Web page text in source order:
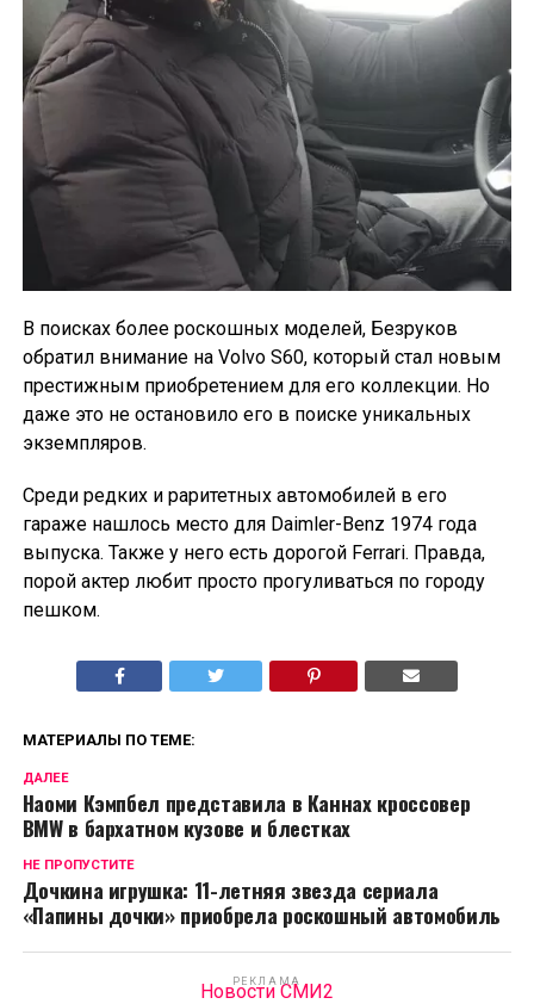
В поисках более роскошных моделей, Безруков
обратил внимание на Volvo S60, который стал новым
престижным приобретением для его коллекции. Но
даже это не остановило его в поиске уникальных
экземпляров.
Среди редких и раритетных автомобилей в его
гараже нашлось место для Daimler-Benz 1974 года
выпуска. Также у него есть дорогой Ferrari. Правда,
порой актер любит просто прогуливаться по городу
пешком.
МАТЕРИАЛЫ ПО ТЕМЕ:
ДАЛЕЕ
Наоми Кэмпбел представила в Каннах кроссовер
BMW в бархатном кузове и блестках
НЕ ПРОПУСТИТЕ
Дочкина игрушка: 11-летняя звезда сериала
«Папины дочки» приобрела роскошный автомобиль
РЕКЛАМА
Новости СМИ2